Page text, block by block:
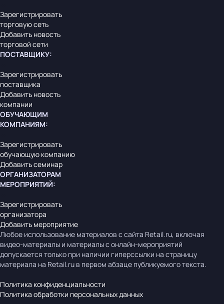
Зарегистрировать
торговую сеть
Добавить новость
торговой сети
ПОСТАВЩИКУ:
Зарегистрировать
поставщика
Добавить новость
компании
ОБУЧАЮЩИМ
КОМПАНИЯМ:
Зарегистрировать
обучающую компанию
Добавить семинар
ОРГАНИЗАТОРАМ
МЕРОПРИЯТИЙ:
Зарегистрировать
организатора
Добавить мероприятие
Любое использование материалов с сайта Retail.ru, включая
видео-материалы и материалы с онлайн-мероприятий
допускается только при наличии гиперссылки на страницу
материала на Retail.ru в первом абзаце публикуемого текста.
Политика конфиденциальности
Политика обработки персональных данных